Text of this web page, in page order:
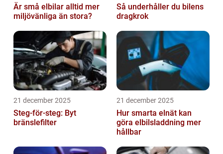
Är små elbilar alltid mer
miljövänliga än stora?
Så underhåller du bilens
dragkrok
21 december 2025
Steg-för-steg: Byt
bränslefilter
21 december 2025
Hur smarta elnät kan
göra elbilsladdning mer
hållbar